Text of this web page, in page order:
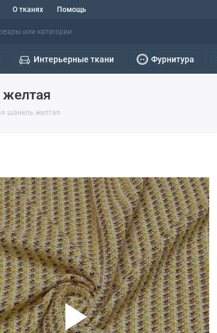
О тканях Помощь
Интерьерные ткани Фурнитура
шанель желтая